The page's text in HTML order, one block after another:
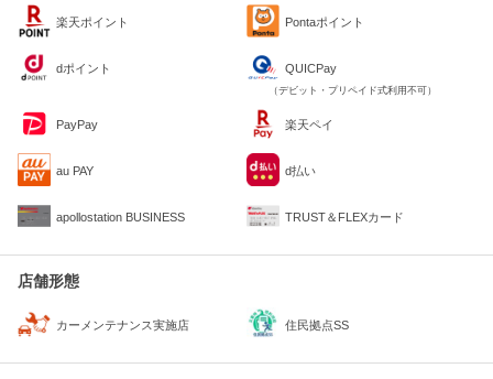
楽天ポイント Pontaポイント
dポイント QUICPay
（デビット・プリペイド式利用不可）
PayPay 楽天ペイ
au PAY d払い
apollostation BUSINESS TRUST＆FLEXカード
店舗形態
カーメンテナンス実施店 住民拠点SS